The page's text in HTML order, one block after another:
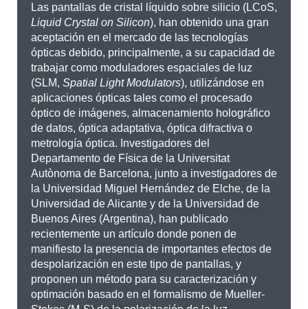
Las pantallas de cristal líquido sobre silicio (LCoS,
Liquid Crystal on Silicon), han obtenido una gran
aceptación en el mercado de las tecnologías
ópticas debido, principalmente, a su capacidad de
trabajar como moduladores espaciales de luz
(SLM, Spatial Light Modulators), utilizándose en
aplicaciones ópticas tales como el procesado
óptico de imágenes, almacenamiento holográfico
de datos, óptica adaptativa, óptica difractiva o
metrología óptica. Investigadores del
Departamento de Física de la Universitat
Autònoma de Barcelona, junto a investigadores de
la Universidad Miguel Hernández de Elche, de la
Universidad de Alicante y de la Universidad de
Buenos Aires (Argentina), han publicado
recientemente un artículo donde ponen de
manifiesto la presencia de importantes efectos de
despolarización en este tipo de pantallas, y
proponen un método para su caracterización y
optimación basado en el formalismo de Mueller-